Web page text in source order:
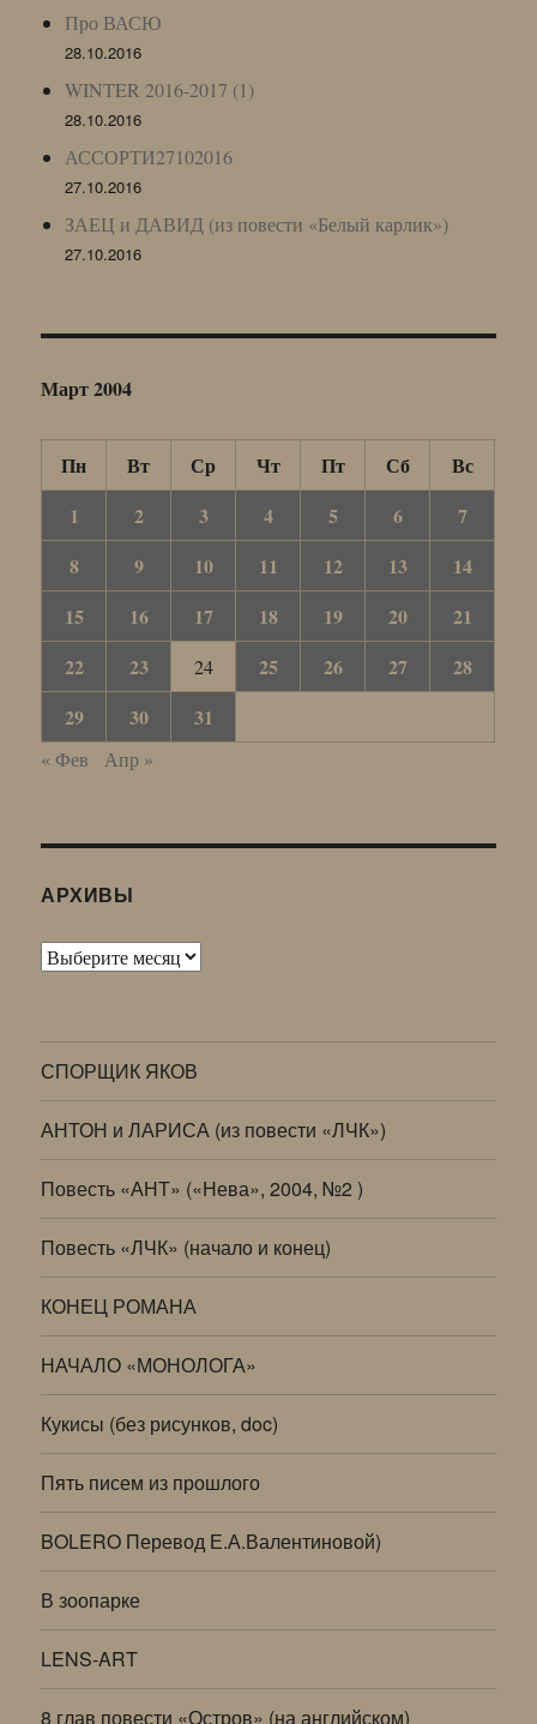
Про ВАСЮ
28.10.2016
WINTER 2016-2017 (1)
28.10.2016
АССОРТИ27102016
27.10.2016
ЗАЕЦ и ДАВИД (из повести «Белый карлик»)
27.10.2016
Март 2004
Пн Вт Ср Чт Пт Сб
Вс
1
2 3 4 5 6
7
8
9 10 11 12 13
14
15
16 17 18 19 20
21
22
23 24 25 26 27
28
29
30 31
« Фев Апр »
АРХИВЫ
Архивы
СПОРЩИК ЯКОВ
АНТОН и ЛАРИСА (из повести «ЛЧК»)
Повесть «АНТ» («Нева», 2004, №2 )
Повесть «ЛЧК» (начало и конец)
КОНЕЦ РОМАНА
НАЧАЛО «МОНОЛОГА»
Кукисы (без рисунков, doc)
Пять писем из прошлого
BOLERO Перевод Е.А.Валентиновой)
В зоопарке
LENS-ART
8 глав повести «Остров» (на английском)